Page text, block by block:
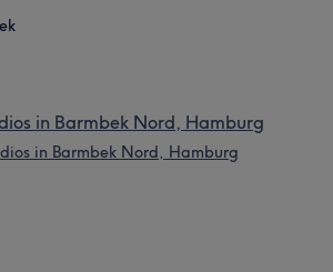
in Barmbek Nord, Hamburg
in Barmbek Nord, Hamburg